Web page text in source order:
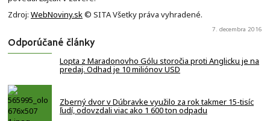
Zdroj: WebNoviny.sk© SITA Všetky práva vyhradené.
7. decembra 2016
Odporúčané články
Lopta z Maradonovho Gólu storočia proti Anglicku je na
predaj. Odhad je 10 miliónov USD
Zberný dvor v Dúbravke využilo za rok takmer 15-tisíc
ľudí, odovzdali viac ako 1 600 ton odpadu